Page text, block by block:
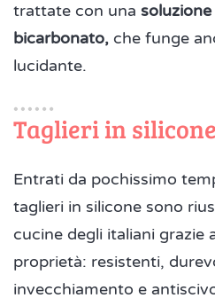
trattate con una
bicarbonato, che funge
lucidante.
Taglieri in silicone
Entrati da pochissimo
taglieri in silicone sono
cucine degli italiani grazie
proprietà: resistenti,
invecchiamento e